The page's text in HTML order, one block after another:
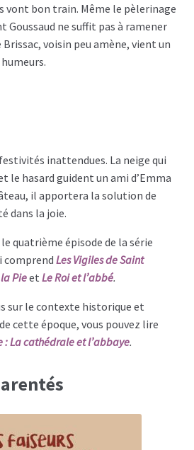
vont bon train. Même le pèlerinage
Goussaud ne suffit pas à ramener
voisin peu amène, vient un
inattendues. La neige qui
le hasard guident un ami d’Emma
il apportera la solution de
dans la joie.
quatrième épisode de la série
comprend Les Vigiles de Saint
Pieet Le Roi et l’abbé.
sur le contexte historique et
cette époque, vous pouvez lire
: La cathédrale et l’abbaye.